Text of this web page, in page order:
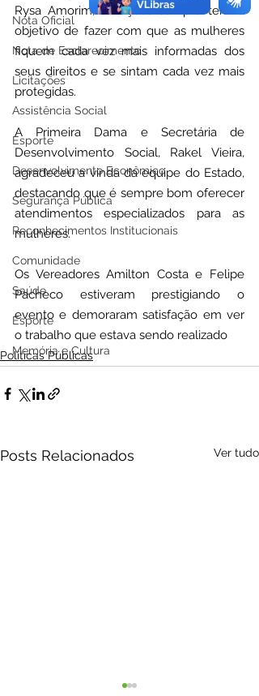
Nota Oficial
Nota de Esclarecimento
Licitações
Assistência Social
Esporte
Desenvolvimento Econômico
Segurança Pública
Reconhecimentos Institucionais
Comunidade
Saúde
Esporte
Memória e Cultura
Rysa Amorim, as ações sempre tem o
objetivo de fazer com que as mulheres
fiquem cada vez mais informadas dos
seus direitos e se sintam cada vez mais
protegidas.
A Primeira Dama e Secretária de
Desenvolvimento Social, Rakel Vieira,
agradeceu a vinda da equipe do Estado,
destacando que é sempre bom oferecer
atendimentos especializados para as
mulheres.
Os Vereadores Amilton Costa e Felipe
Pacheco estiveram prestigiando o
evento e demoraram satisfação em ver
o trabalho que estava sendo realizado
Políticas Públicas
Posts Relacionados Ver tudo